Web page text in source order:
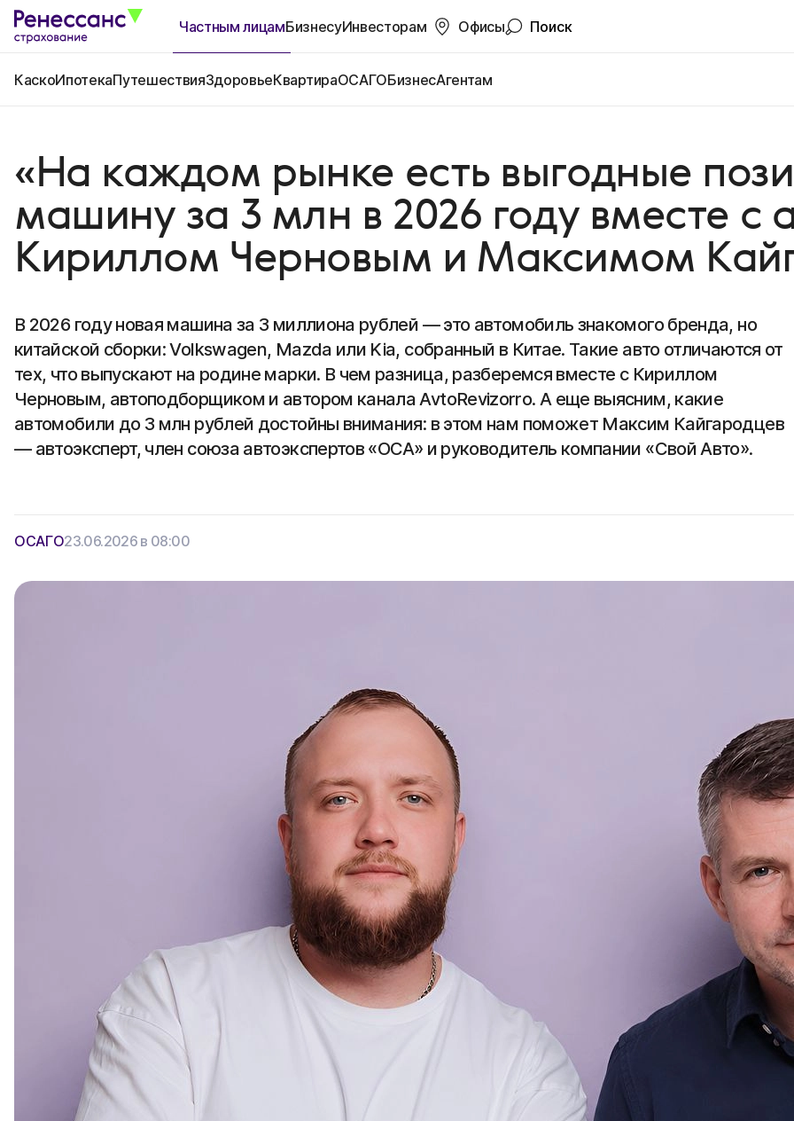
Частным лицамБизнесуИнвесторам Офисы Поиск
КаскоИпотекаПутешествияЗдоровьеКвартираОСАГОБизнесАгентам
«На каждом рынке есть выгодные
машину за 3 млн в 2026 году вместе с
Кириллом Черновым и Максимом
В 2026 году новая машина за 3 миллиона рублей — это автомобиль знакомого бренда, но
китайской сборки: Volkswagen, Mazda или Kia, собранный в Китае. Такие авто отличаются от
тех, что выпускают на родине марки. В чем разница, разберемся вместе с Кириллом
Черновым, автоподборщиком и автором канала AvtoRevizorro. А еще выясним, какие
автомобили до 3 млн рублей достойны внимания: в этом нам поможет Максим Кайгародцев
— автоэксперт, член союза автоэкспертов «ОСА» и руководитель компании «Свой Авто».
ОСАГО23.06.2026 в 08:00